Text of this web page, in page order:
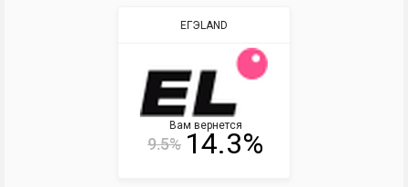
ЕГЭLAND
Вам вернется
9.5% 14.3%